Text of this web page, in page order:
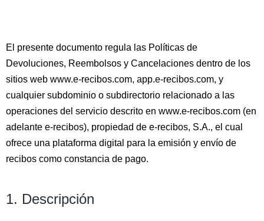
El presente documento regula las Políticas de
Devoluciones, Reembolsos y Cancelaciones dentro de los
sitios web www.e-recibos.com, app.e-recibos.com, y
cualquier subdominio o subdirectorio relacionado a las
operaciones del servicio descrito en www.e-recibos.com (en
adelante e-recibos), propiedad de e-recibos, S.A., el cual
ofrece una plataforma digital para la emisión y envío de
recibos como constancia de pago.
1. Descripción